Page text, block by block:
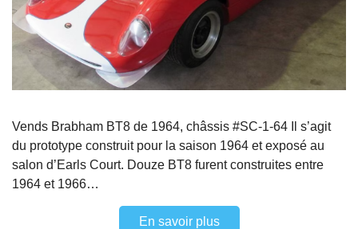
Vends Brabham BT8 de 1964, châssis #SC-1-64 Il s’agit
du prototype construit pour la saison 1964 et exposé au
salon d’Earls Court. Douze BT8 furent construites entre
1964 et 1966…
En savoir plus